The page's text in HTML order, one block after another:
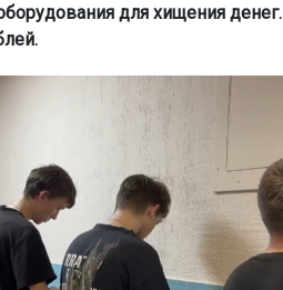
для хищения денег.